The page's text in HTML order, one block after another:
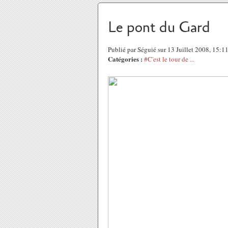
Le pont du Gard
Publié par Séguié sur 13 Juillet 2008,
Catégories : #C'est le tour de ...